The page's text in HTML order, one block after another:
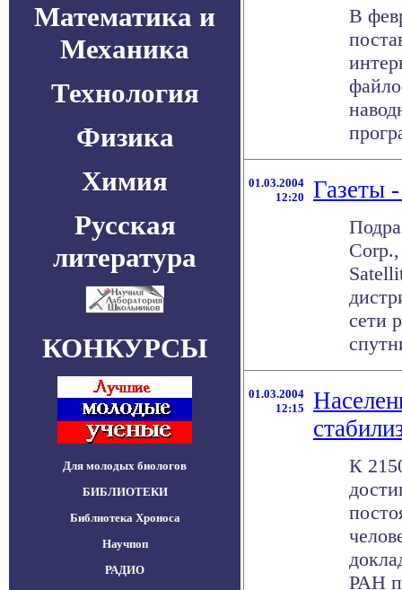
Математика и
Механика
Технология
Физика
Химия
Русская
литература
КОНКУРСЫ
Для молодых биологов
БИБЛИОТЕКИ
Библиотека Хроноса
Научпоп
РАДИО
В
01.03.2004
12:20
Газеты
сети
01.03.2004
12:15
К
РАН